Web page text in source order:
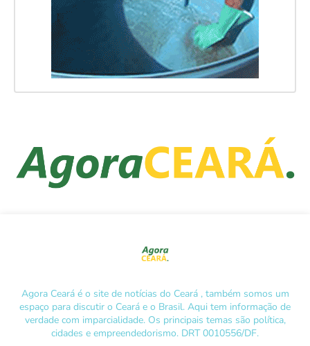
Agora Ceará é o site de notícias do Ceará , também somos um
espaço para discutir o Ceará e o Brasil. Aqui tem informação de
verdade com imparcialidade. Os principais temas são política,
cidades e empreendedorismo. DRT 0010556/DF.